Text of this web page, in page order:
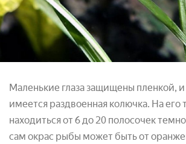
Маленькие глаза защищены пленкой,
имеется раздвоенная колючка. На его
находиться от 6 до 20 полосочек
сам окрас рыбы может быть от